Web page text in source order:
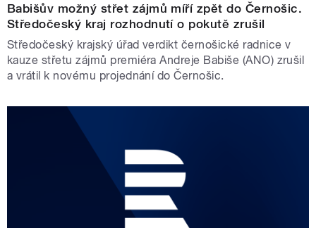
Babišův možný střet zájmů míří zpět do Černošic.
Středočeský kraj rozhodnutí o pokutě zrušil
Středočeský krajský úřad verdikt černošické radnice v
kauze střetu zájmů premiéra Andreje Babiše (ANO) zrušil
a vrátil k novému projednání do Černošic.